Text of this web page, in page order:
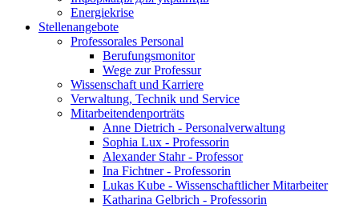
Energiekrise
Stellenangebote
Professorales Personal
Berufungsmonitor
Wege zur Professur
Wissenschaft und Karriere
Verwaltung, Technik und Service
Mitarbeitendenporträts
Anne Dietrich - Personalverwaltung
Sophia Lux - Professorin
Alexander Stahr - Professor
Ina Fichtner - Professorin
Lukas Kube - Wissenschaftlicher Mitarbeiter
Katharina Gelbrich - Professorin